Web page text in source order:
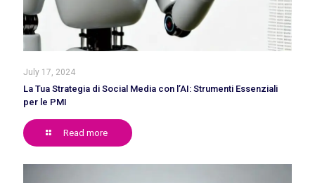
July 17, 2024
La Tua Strategia di Social Media con l’AI: Strumenti Essenziali
per le PMI
Read more